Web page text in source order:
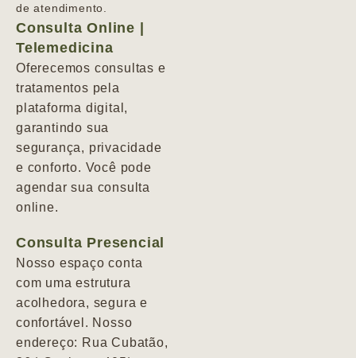
de atendimento.
Consulta Online |
Telemedicina
Oferecemos consultas e
tratamentos pela
plataforma digital,
garantindo sua
segurança, privacidade
e conforto. Você pode
agendar sua consulta
online.
Consulta Presencial
Nosso espaço conta
com uma estrutura
acolhedora, segura e
confortável. Nosso
endereço: Rua Cubatão,